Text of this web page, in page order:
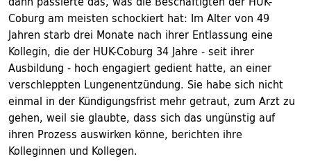
Coburg am meisten schockiert hat: Im Alter von 49
Jahren starb drei Monate nach ihrer Entlassung eine
Kollegin, die der HUK-Coburg 34 Jahre - seit ihrer
Ausbildung - hoch engagiert gedient hatte, an einer
verschleppten Lungenentzündung. Sie habe sich nicht
einmal in der Kündigungsfrist mehr getraut, zum Arzt zu
gehen, weil sie glaubte, dass sich das ungünstig auf
ihren Prozess auswirken könne, berichten ihre
Kolleginnen und Kollegen.